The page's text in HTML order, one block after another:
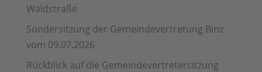
Waldstraße
Sondersitzung der Gemeindevertretung Binz
vom 09.07.2026
Rückblick auf die Gemeindevertretersitzung